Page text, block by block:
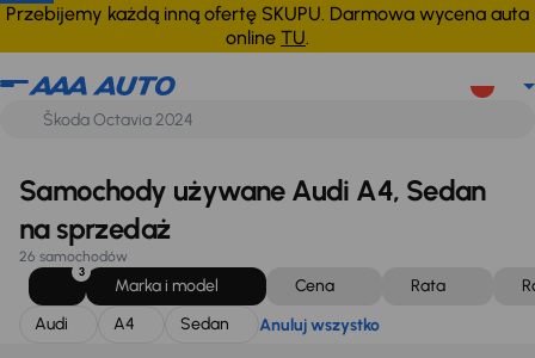
Przebijemy każdą inną ofertę SKUPU. Darmowa wycena auta
online TU.
Audi A4 Sedan Anuluj wszystko
Samochody używane Audi A4, Sedan
na sprzedaż
26 samochodów
3
Marka i model Cena Rata
Audi
A4 Sedan Anuluj wszystko